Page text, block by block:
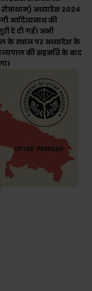
रोकथाम) अध्यादेश 2024
आदित्यनाथ की
दे दी गई। अभी
के स्थान पर अध्यादेश के
की सहमति के बाद